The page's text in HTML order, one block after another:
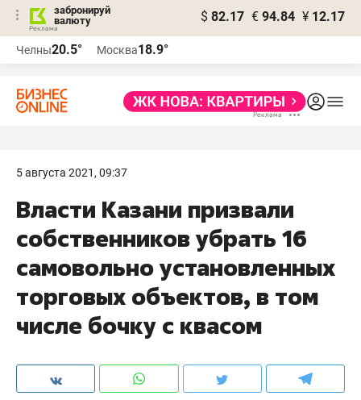
забронируй
валюту
$ 82.17 € 94.84 ¥ 12.17
Челны20.5° Москва18.9°
5 августа 2021, 09:37
Власти Казани призвали
собственников убрать 16
самовольно установленных
торговых объектов, в том
числе бочку с квасом